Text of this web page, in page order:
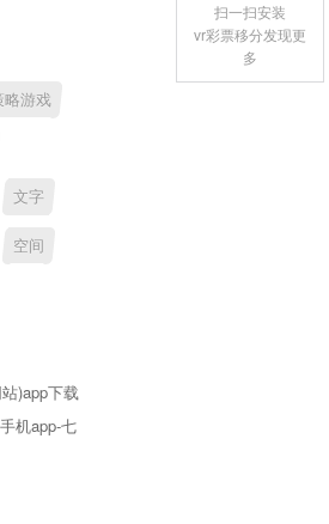
略游戏
文字
空间
)app下载
机app-七
扫一扫安装
vr彩票移分发现更
多